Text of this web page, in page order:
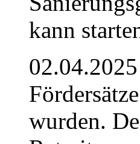
02.04.2025
wurden.